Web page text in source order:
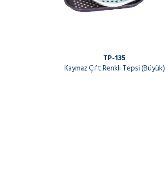
TP-135
Kaymaz Çift Renkli Tepsi (Büyük)